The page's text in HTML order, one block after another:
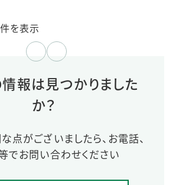
を表示
≪
≫
報は見つかりました
か？
点がございましたら、お電話、
でお問い合わせください